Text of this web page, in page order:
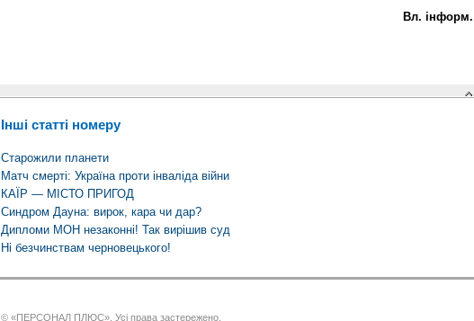
Вл. інформ.
Інші статті номеру
Старожили планети
Матч смерті: Україна проти інваліда війни
КАЇР — МІСТО ПРИГОД
Синдром Дауна: вирок, кара чи дар?
Дипломи МОН незаконні! Так вирішив суд
Ні безчинствам черновецького!
© «ПЕРСОНАЛ ПЛЮС». Усі права застережено.